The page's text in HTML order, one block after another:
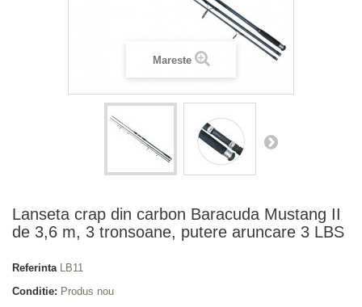
Mareste
Lanseta crap din carbon Baracuda Mustang II
de 3,6 m, 3 tronsoane, putere aruncare 3 LBS
Referinta
LB11
Conditie: Produs nou